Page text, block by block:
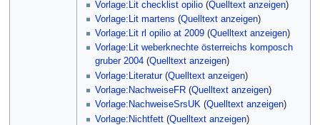
Vorlage:Lit checklist opilio (Quelltext anzeigen)
Vorlage:Lit martens (Quelltext anzeigen)
Vorlage:Lit rl opilio at 2009 (Quelltext anzeigen)
Vorlage:Lit weberknechte österreichs komposch
gruber 2004 (Quelltext anzeigen)
Vorlage:Literatur(Quelltext anzeigen)
Vorlage:NachweiseFR (Quelltext anzeigen)
Vorlage:NachweiseSrsUK (Quelltext anzeigen)
Vorlage:Nichtfett (Quelltext anzeigen)